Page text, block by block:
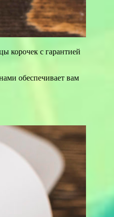
корочек с гарантией
обеспечивает вам